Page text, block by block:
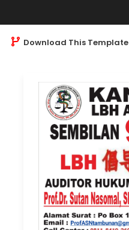
Download This Template